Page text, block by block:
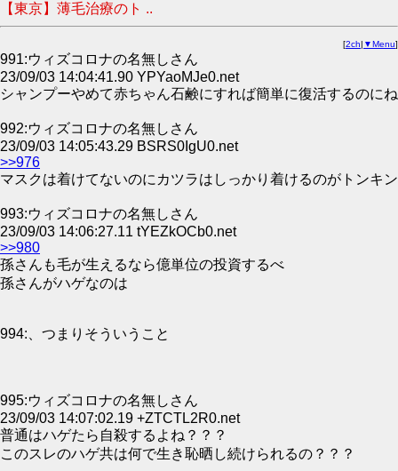
【東京】薄毛治療のト ..
[2ch| ▼Menu]
991:ウィズコロナの名無しさん
23/09/03 14:04:41.90 YPYaoMJe0.net
シャンプーやめて赤ちゃん石鹸にすれば簡単に復活するのにね
992:ウィズコロナの名無しさん
23/09/03 14:05:43.29 BSRS0IgU0.net
>>976
マスクは着けてないのにカツラはしっかり着けるのがトンキン
993:ウィズコロナの名無しさん
23/09/03 14:06:27.11 tYEZkOCb0.net
>>980
孫さんも毛が生えるなら億単位の投資するべ
孫さんがハゲなのは
994:、つまりそういうこと
995:ウィズコロナの名無しさん
23/09/03 14:07:02.19 +ZTCTL2R0.net
普通はハゲたら自殺するよね？？？
このスレのハゲ共は何で生き恥晒し続けられるの？？？